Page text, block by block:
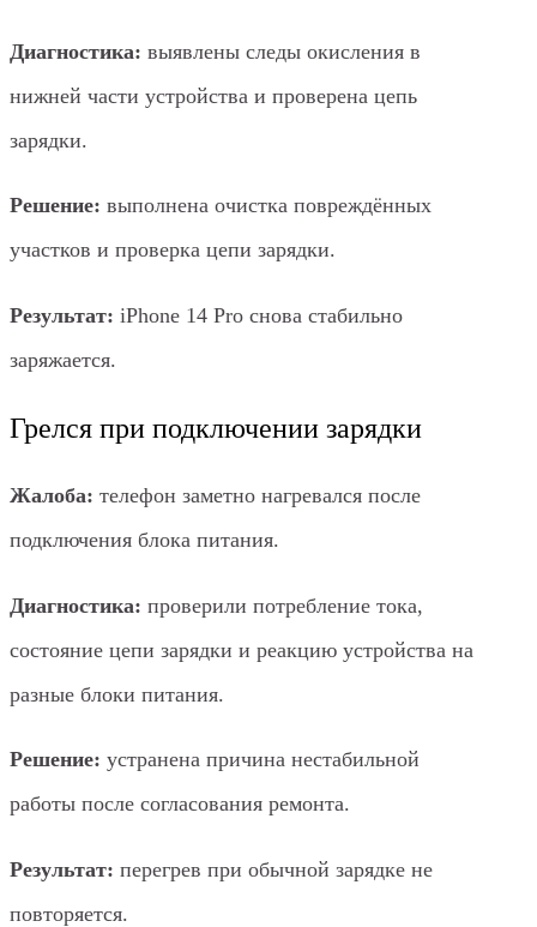
Диагностика: выявлены следы окисления в
нижней части устройства и проверена цепь
зарядки.
Решение: выполнена очистка повреждённых
участков и проверка цепи зарядки.
Результат: iPhone 14 Pro снова стабильно
заряжается.
Грелся при подключении зарядки
Жалоба: телефон заметно нагревался после
подключения блока питания.
Диагностика: проверили потребление тока,
состояние цепи зарядки и реакцию устройства на
разные блоки питания.
Решение: устранена причина нестабильной
работы после согласования ремонта.
Результат: перегрев при обычной зарядке не
повторяется.